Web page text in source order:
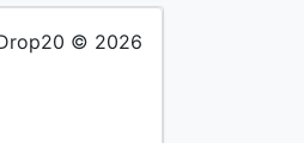
© 2026